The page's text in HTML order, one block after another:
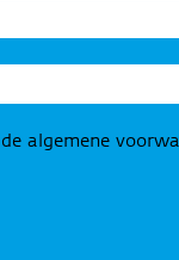
algemene